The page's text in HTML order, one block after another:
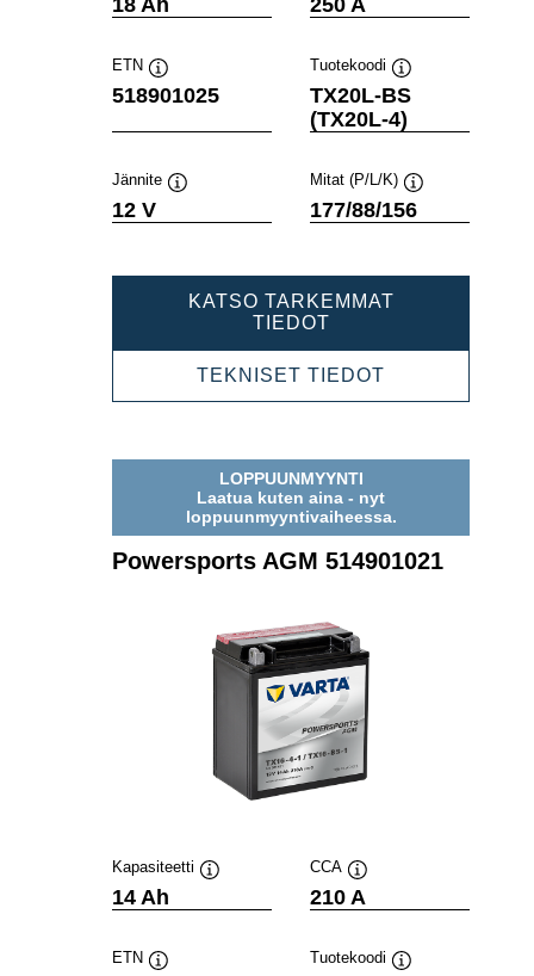
ETN
Työkaluvihje
518901025
Tuotekoodi
Työkaluvihje
TX20L-BS
(TX20L-4)
Jännite
12 V
Mitat (P/L/K)
Työkaluvihje
177/88/156
KATSO TARKEMMAT
TIEDOTPOWERSPORTS
518901025
TEKNISET TIEDOT
LOPPUUNMYYNTI
Laatua kuten aina - nyt
loppuunmyyntivaiheessa.
Powersports AGM 514901021
Kapasiteetti
14 Ah
CCA
Työkaluvihje
210 A
ETN
Tuotekoodi